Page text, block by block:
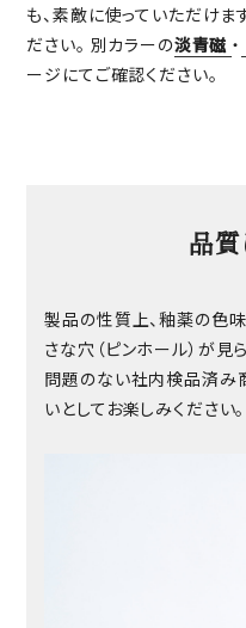
も、素敵に使っていただけま
ださい。 別カラーの淡青磁 ・
ージにてご確認ください。
品
製品の性質上、釉薬の色
さな穴（ピンホール）が
問題のない社内検品済み
いとしてお楽しみください。